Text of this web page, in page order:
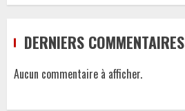
DERNIERS COMMENTAIRES
Aucun commentaire à afficher.